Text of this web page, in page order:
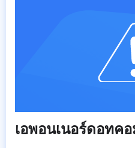
เอพอนเนอร์ดอทค